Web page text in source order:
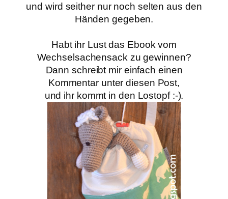
und wird seither nur noch seltenaus den
Händen gegeben.
Habt ihr Lust das Ebook vom
Wechselsachensack zu gewinnen?
Dann schreibt mir einfach einen
Kommentar unter diesen Post,
und ihr kommt in den Lostopf :-).